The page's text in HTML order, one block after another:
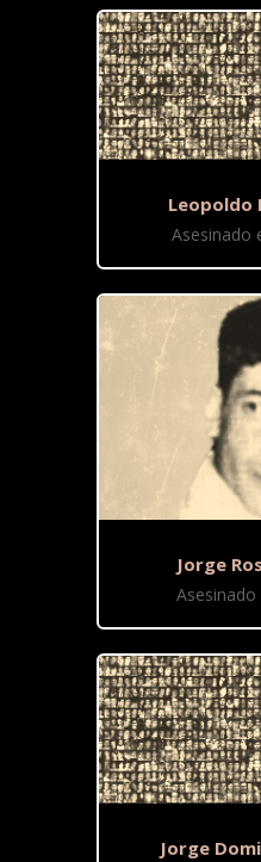
Leopoldo
Asesinado
Jorge
Jorge